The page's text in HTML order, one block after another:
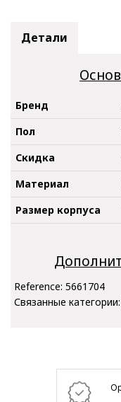
Детали
Бренд
Пол
Скидка
Материал
Размер корпуса
Reference: 5661704
Связанные категории: